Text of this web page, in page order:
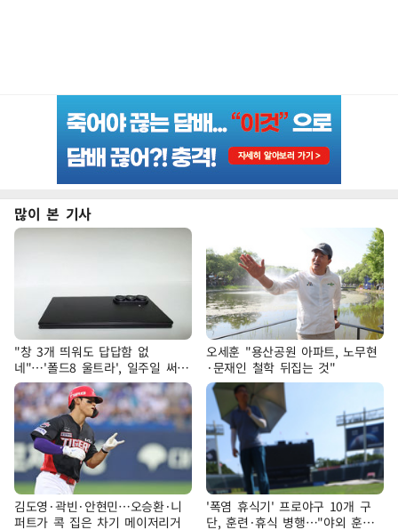
많이 본 기사
"창 3개 띄워도 답답함 없
네"…'폴드8 울트라', 일주일 써보
니
오세훈 "용산공원 아파트, 노무현
·문재인 철학 뒤집는 것"
김도영·곽빈·안현민…오승환·니
퍼트가 콕 집은 차기 메이저리거
'폭염 휴식기' 프로야구 10개 구
단, 훈련·휴식 병행…"야외 훈련